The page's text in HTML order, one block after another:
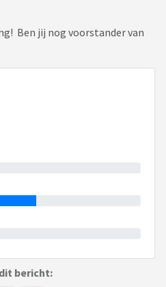
Ben jij nog voorstander van
bericht: